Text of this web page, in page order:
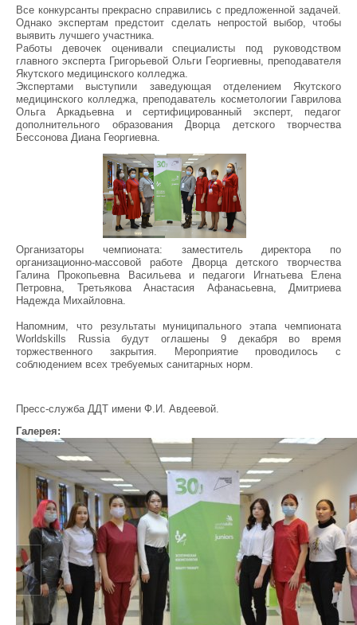
Все конкурсанты прекрасно справились с предложенной задачей.
Однако экспертам предстоит сделать непростой выбор, чтобы
выявить лучшего участника.
Работы девочек оценивали специалисты под руководством
главного эксперта Григорьевой Ольги Георгиевны, преподавателя
Якутского медицинского колледжа.
Экспертами выступили заведующая отделением Якутского
медицинского колледжа, преподаватель косметологии Гаврилова
Ольга Аркадьевна и сертифицированный эксперт, педагог
дополнительного образования Дворца детского творчества
Бессонова Диана Георгиевна.
Организаторы чемпионата: заместитель директора по
организационно-массовой работе Дворца детского творчества
Галина Прокопьевна Васильева и педагоги Игнатьева Елена
Петровна, Третьякова Анастасия Афанасьевна, Дмитриева
Надежда Михайловна.
Напомним, что результаты муниципального этапа чемпионата
Worldskills Russia будут оглашены 9 декабря во время
торжественного закрытия. Мероприятие проводилось с
соблюдением всех требуемых санитарных норм.
Пресс-служба ДДТ имени Ф.И. Авдеевой.
Галерея: